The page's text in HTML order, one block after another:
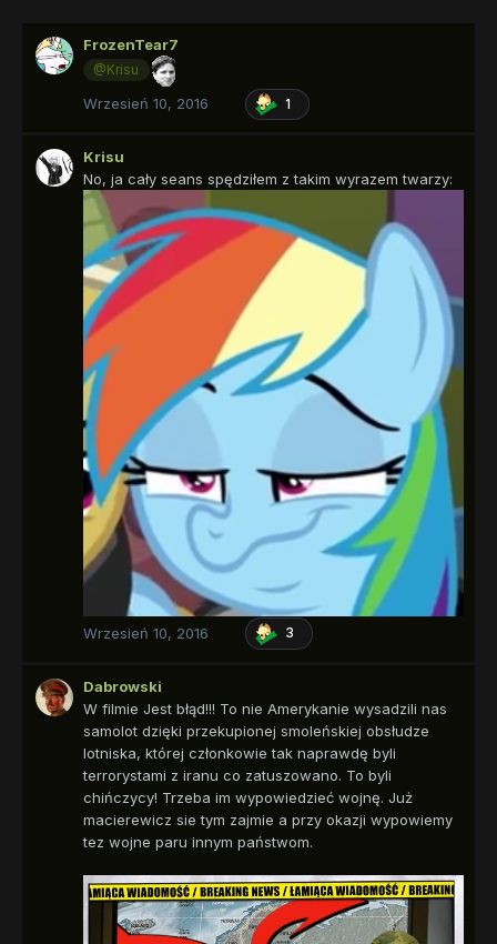
FrozenTear7
@Krisu
Wrzesień 10, 2016 1
Krisu
No, ja cały seans spędziłem z takim wyrazem twarzy:
Wrzesień 10, 2016 3
Dabrowski
W filmie Jest błąd!!! To nie Amerykanie wysadzili nas
samolot dzięki przekupionej smoleńskiej obsłudze
lotniska, której członkowie tak naprawdę byli
terrorystami z iranu co zatuszowano. To byli
chińczycy! Trzeba im wypowiedzieć wojnę. Już
macierewicz sie tym zajmie a przy okazji wypowiemy
tez wojne paru innym państwom.